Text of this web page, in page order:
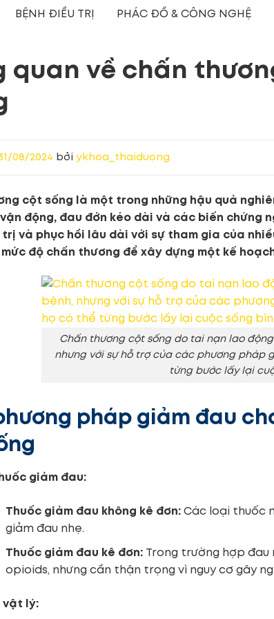
BỆNH ĐIỀU TRỊ PHÁC ĐỒ & CÔNG NGHỆ
quan về chấn
08/2024 bởi ykhoa_thaiduong
cột sống là một trong những hậu quả
động, đau đớn kéo dài và các biến chứng
và phục hồi lâu dài với sự tham gia của
độ chấn thương để xây dựng một kế
Chấn thương cột sống do tai nạn lao
nhưng với sự hỗ trợ của các phương pháp
từng bước lấy lại
pháp giảm đau
giảm đau:
Thuốc giảm đau không kê đơn:Các loại thuốc
giảm đau nhẹ.
Thuốc giảm đau kê đơn:Trong trường hợp đau
opioids, nhưng cần thận trọng vì nguy cơ gây
vật lý: